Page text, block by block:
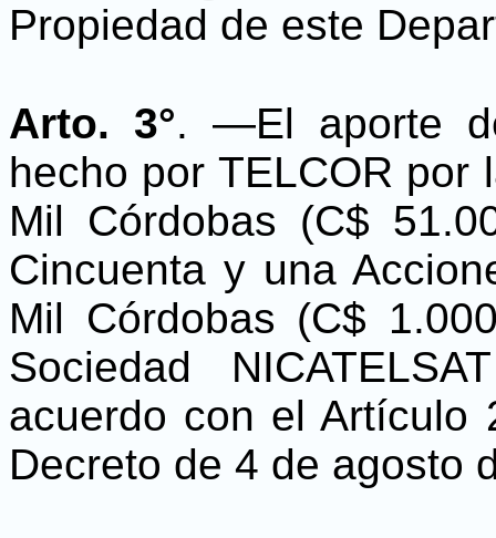
Propiedad de este
Arto. 3°. —El aporte
hecho por TELCOR por
Mil Córdobas (C$
Cincuenta y una
Mil Córdobas (C$
Sociedad
acuerdo con el Artículo
Decreto de 4 de agosto